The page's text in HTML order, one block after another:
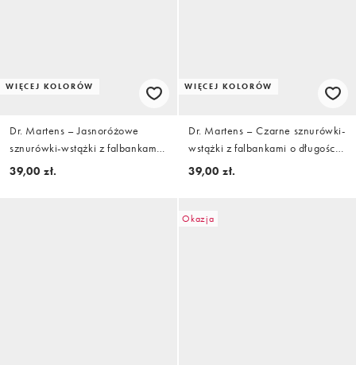
WIĘCEJ KOLORÓW
Dr. Martens – Jasnoróżowe
sznurówki-wstążki z falbankami
o długości 90 cm
39,00 zł.
WIĘCEJ KOLORÓW
Dr. Martens – Czarne sznurówki-
wstążki z falbankami o długości
90 cm
39,00 zł.
Okazja